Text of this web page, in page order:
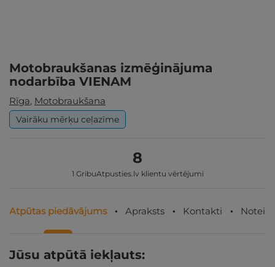
Motobraukšanas izmēģinājuma
nodarbība VIENAM
Rīga, Motobraukšana
Vairāku mērķu ceļazīme
8
1 GribuAtpusties.lv klientu vērtējumi
Atpūtas piedāvājums Apraksts Kontakti
Jūsu atpūtā iekļauts: